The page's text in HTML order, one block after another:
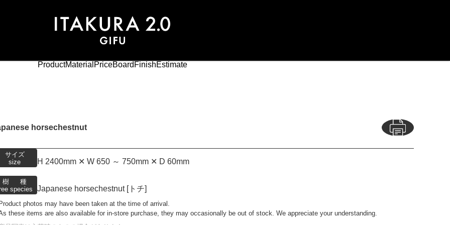
ProductMaterial PriceBoard FinishEstimate
horsechestnut
size
サイズ
H 2400mm ✕ W 650 ～ 750mm ✕ D 60mm
species
樹種
Japanese horsechestnut [トチ]
photos may have been taken at the time of arrival.
these items are also available for in-store purchase, they may occasionally be out of stock. We appreciate your understanding.